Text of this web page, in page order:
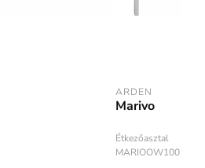
ARDEN
Marivo
Étkezőasztal
MARIOOW100